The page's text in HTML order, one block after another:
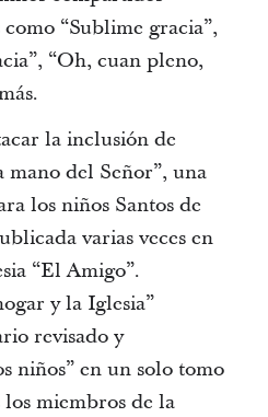
“Sublime gracia”,
“Oh, cuan pleno,
la inclusión de
mano del Señor”, una
los niños Santos de
varias veces en
“El Amigo”.
y la Iglesia”
revisado y
niños” en un solo tomo
miembros de la